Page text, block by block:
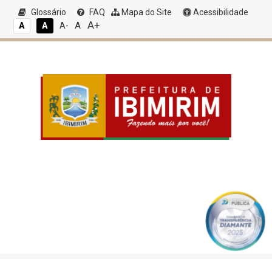
Glossário FAQ Mapa do Site
Acessibilidade
A
A A- A A+